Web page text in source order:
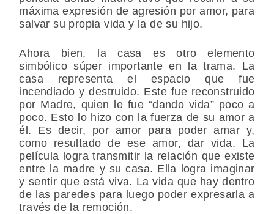
máxima expresión de agresión por amor, para
salvar su propia vida y la de su hijo.
Ahora bien, la casa es otro elemento
simbólico súper importante en la trama. La
casa representa el espacio que fue
incendiado y destruido. Este fue reconstruido
por Madre, quien le fue “dando vida” poco a
poco. Esto lo hizo con la fuerza de su amor a
él. Es decir, por amor para poder amar y,
como resultado de ese amor, dar vida. La
película logra transmitir la relación que existe
entre la madre y su casa. Ella logra imaginar
y sentir que está viva. La vida que hay dentro
de las paredes para luego poder expresarla a
través de la remoción.